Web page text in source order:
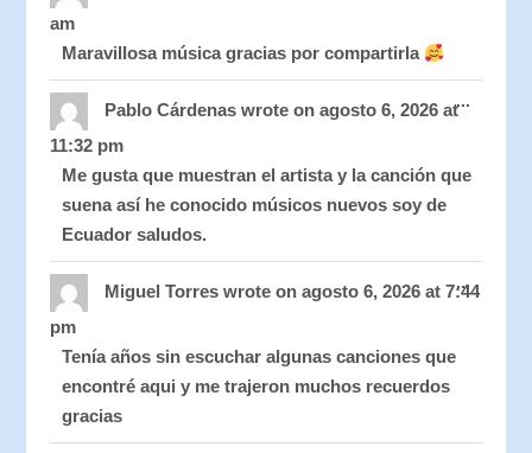
am
Maravillosa música gracias por compartirla
Pablo Cárdenaswrote on agosto 6, 2026 at
11:32 pm
Me gusta que muestran el artista y la canción que
suena así he conocido músicos nuevos soy de
Ecuador saludos.
...this
Miguel Torreswrote on agosto 6, 2026 at 7:44
pm
Tenía años sin escuchar algunas canciones que
encontré aqui y me trajeron muchos recuerdos
gracias
...this